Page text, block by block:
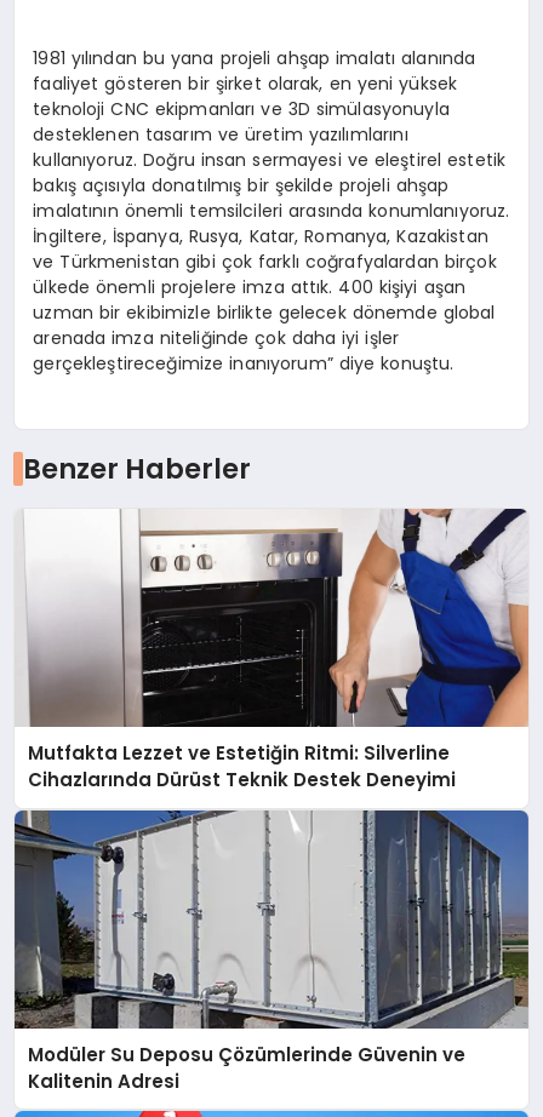
1981 yılından bu yana projeli ahşap imalatı alanında
faaliyet gösteren bir şirket olarak, en yeni yüksek
teknoloji CNC ekipmanları ve 3D simülasyonuyla
desteklenen tasarım ve üretim yazılımlarını
kullanıyoruz. Doğru insan sermayesi ve eleştirel estetik
bakış açısıyla donatılmış bir şekilde projeli ahşap
imalatının önemli temsilcileri arasında konumlanıyoruz.
İngiltere, İspanya, Rusya, Katar, Romanya, Kazakistan
ve Türkmenistan gibi çok farklı coğrafyalardan birçok
ülkede önemli projelere imza attık. 400 kişiyi aşan
uzman bir ekibimizle birlikte gelecek dönemde global
arenada imza niteliğinde çok daha iyi işler
gerçekleştireceğimize inanıyorum” diye konuştu.
Benzer Haberler
Mutfakta Lezzet ve Estetiğin Ritmi: Silverline
Cihazlarında Dürüst Teknik Destek Deneyimi
Modüler Su Deposu Çözümlerinde Güvenin ve
Kalitenin Adresi